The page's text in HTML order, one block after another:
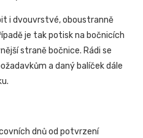
i dvouvrstvé, oboustranně
je tak potisk na bočnicích
straně bočnice. Rádi se
a daný balíček dále
dnů od potvrzení